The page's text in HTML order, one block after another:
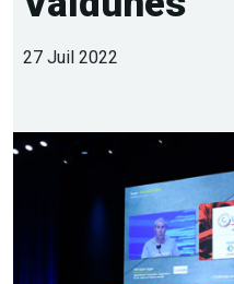
27 Juil 2022